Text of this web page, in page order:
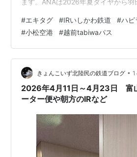
ます。ANAは2026年夏ダイヤから
では、北陸新幹線金沢開業以前から
ますが、機材は小型機のボーイング
ャンボ機も飛んでいた路線だったの
空港からの金沢市内へのアクセスは
言えないですし、新幹線より航空機
は、羽田からの…
#エキタグ #IRいしかわ鉄道 #ハピ
#小松空港 #越前tabiwaパス
きょんこいず北陸民の鉄道ブログ •
2026年4月11日～4月23日 富
ーター便や朝方のIRなど